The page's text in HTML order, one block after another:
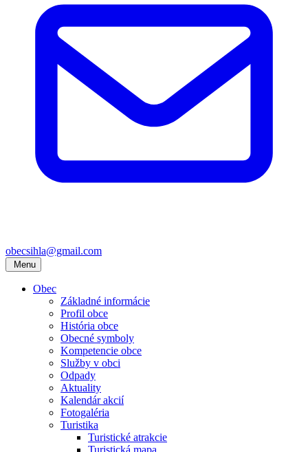
obecsihla@gmail.com
Menu
Obec
Základné informácie
Profil obce
História obce
Obecné symboly
Kompetencie obce
Služby v obci
Odpady
Aktuality
Kalendár akcií
Fotogaléria
Turistika
Turistické atrakcie
Turistická mapa